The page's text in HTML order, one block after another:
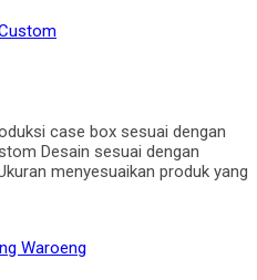
case box sesuai dengan
Desain sesuai dengan
menyesuaikan produk yang